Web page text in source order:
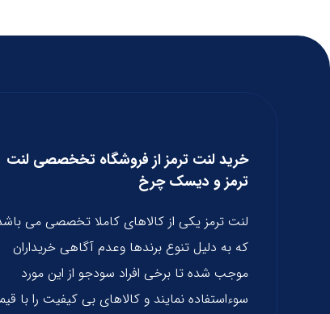
خرید لنت ترمز از فروشگاه تخخصصی لنت
ترمز و دیسک چرخ
لنت ترمز یکی از کالاهای کاملا تخصصی می
که به دلیل تنوع برندها وعدم آگاهی خریداران
موجب شده تا برخی افراد سودجو از این مورد
سوءاستفاده نمایند و کالاهای بی کیفیت را با